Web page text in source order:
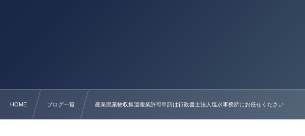
HOME ブログ一覧 産業廃棄物収集運搬業許可申請は行政書士法人塩永事務所にお任せください